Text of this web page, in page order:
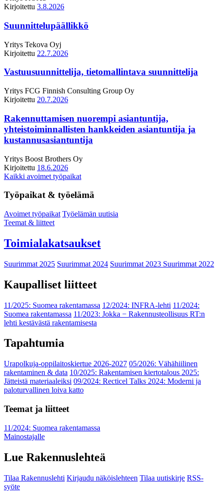
Kirjoitettu 3.8.2026
Suunnittelupäällikkö
Yritys Tekova Oyj
Kirjoitettu 22.7.2026
Vastuusuunnittelija, tietomallintava suunnittelija
Yritys FCG Finnish Consulting Group Oy
Kirjoitettu 20.7.2026
Rakennuttamisen nuorempi asiantuntija,
yhteistoiminnallisten hankkeiden asiantuntija ja
kustannusasiantuntija
Yritys Boost Brothers Oy
Kirjoitettu 18.6.2026
Kaikki avoimet työpaikat
Työpaikat & työelämä
Avoimet työpaikat Työelämän uutisia
Teemat & liitteet
Toimialakatsaukset
Suurimmat 2025 Suurimmat 2024 Suurimmat 2023 Suurimmat 2022
Kaupalliset liitteet
11/2025: Suomea rakentamassa 12/2024: INFRA-lehti 11/2024:
Suomea rakentamassa 11/2023: Jokka − Rakennusteollisuus RT:n
lehti kestävästä rakentamisesta
Tapahtumia
Urapolkuja-oppilaitoskiertue 2026-2027 05/2026: Vähähiilinen
rakentaminen & data 10/2025: Rakentamisen kiertotalous 2025:
Jätteistä materiaaleiksi 09/2024: Recticel Talks 2024: Moderni ja
paloturvallinen loiva katto
Teemat ja liitteet
11/2024: Suomea rakentamassa
Mainostajalle
Lue Rakennuslehteä
Tilaa Rakennuslehti Kirjaudu näköislehteen Tilaa uutiskirje RSS-
syöte